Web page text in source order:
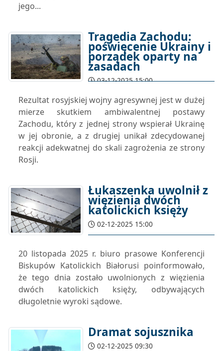
jego...
Tragedia Zachodu:
poświęcenie Ukrainy i
porządek oparty na
zasadach
03-12-2025 15:00
Rezultat rosyjskiej wojny agresywnej jest w dużej
mierze skutkiem ambiwalentnej postawy
Zachodu, który z jednej strony wspierał Ukrainę
w jej obronie, a z drugiej unikał zdecydowanej
reakcji adekwatnej do skali zagrożenia ze strony
Rosji.
Łukaszenka uwolnił z
więzienia dwóch
katolickich księży
02-12-2025 15:00
20 listopada 2025 r. biuro prasowe Konferencji
Biskupów Katolickich Białorusi poinformowało,
że tego dnia zostało uwolnionych z więzienia
dwóch katolickich księży, odbywających
długoletnie wyroki sądowe.
Dramat sojusznika
02-12-2025 09:30